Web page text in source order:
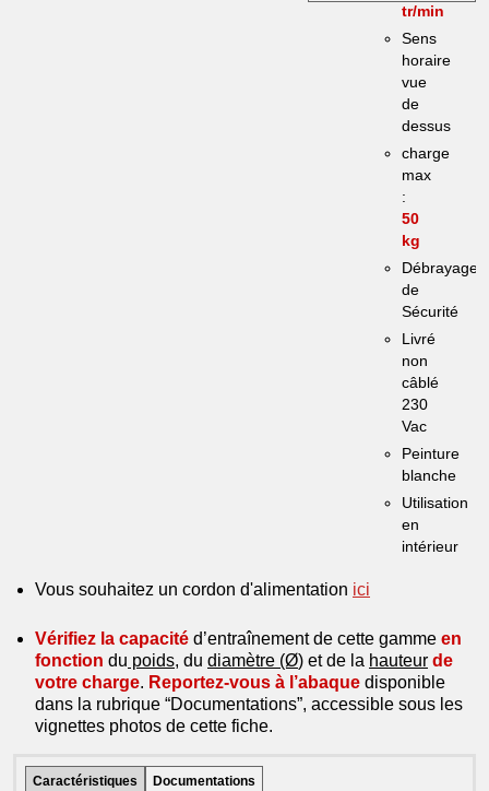
tr/min
Sens
horaire
vue
de
dessus
charge
max
:
50
kg
Débrayage
de
Sécurité
Livré
non
câblé
230
Vac
Peinture
blanche
Utilisation
en
intérieur
Vous souhaitez un cordon d'alimentation ici
Vérifiez la capacité d’entraînement de cette gamme en
fonction du poids, du diamètre (Ø) et de la hauteur de
votre charge. Reportez-vous à l’abaque disponible
dans la rubrique “Documentations”, accessible sous les
vignettes photos de cette fiche.
Caractéristiques Documentations